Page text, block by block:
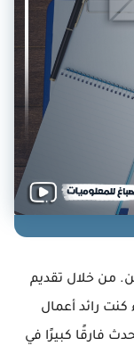
من خلال تقديم
رائد أعمال
فارقًا كبيرًا في